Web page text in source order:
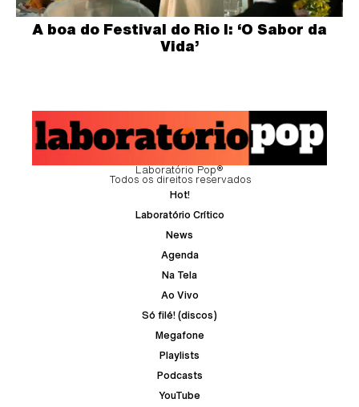
A boa do Festival do Rio I: ‘O Sabor da
Vida’
Laboratório Pop®
Todos os direitos reservados
Hot!
Laboratório Crítico
News
Agenda
Na Tela
Ao Vivo
Só filé! (discos)
Megafone
Playlists
Podcasts
YouTube